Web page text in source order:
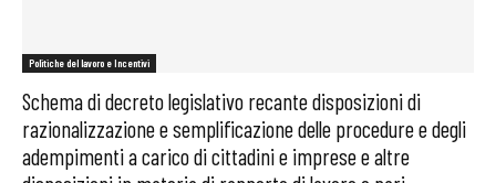
Politiche del lavoro e Incentivi
Schema di decreto legislativo recante disposizioni di
razionalizzazione e semplificazione delle procedure e degli
adempimenti a carico di cittadini e imprese e altre